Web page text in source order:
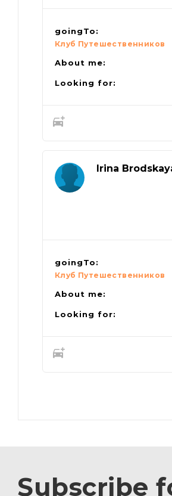
goingTo:
Клуб Путешественников
About me:
Looking for:
Irina
goingTo:
Клуб Путешественников
About me:
Looking for:
Subscribe